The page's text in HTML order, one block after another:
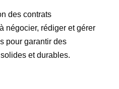
des contrats
négocier, rédiger et gérer
pour garantir des
et durables.